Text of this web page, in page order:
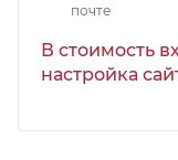
почте
В стоимость
настройка